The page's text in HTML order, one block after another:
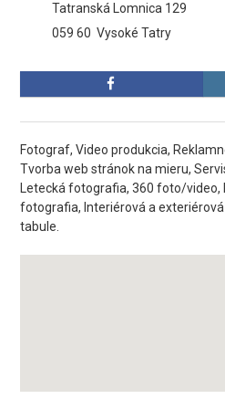
Tatranská Lomnica 129
059 60 Vysoké Tatry
Fotograf, Video produkcia,
Tvorba web stránok na mieru,
Letecká fotografia, 360 foto/
fotografia, Interiérová a
tabule.